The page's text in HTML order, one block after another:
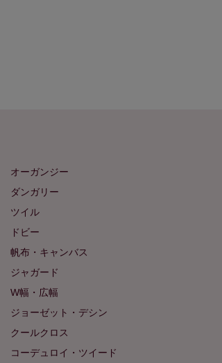
オーガンジー
ダンガリー
ツイル
ドビー
帆布・キャンバス
ジャガード
W幅・広幅
ジョーゼット・デシン
クールクロス
コーデュロイ・ツイード